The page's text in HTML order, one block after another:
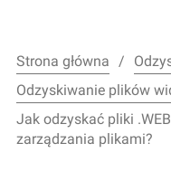
Strona główna
Odzyskiwanie plików
Jak odzyskać pliki
zarządzania plikami?